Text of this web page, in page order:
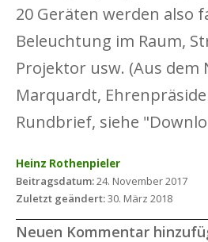
20 Geräten werden also
Beleuchtung im Raum,
Projektor usw. (Aus
Marquardt,
Rundbrief, siehe
Heinz Rothenpieler
Beitragsdatum:24. November 2017
Zuletzt geändert:30. März 2018
Neuen Kommentar